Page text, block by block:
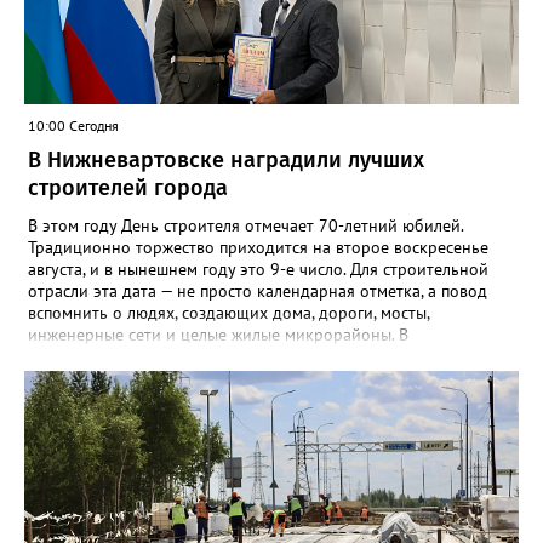
10:00 Сегодня
В Нижневартовске наградили лучших
строителей города
В этом году День строителя отмечает 70-летний юбилей.
Традиционно торжество приходится на второе воскресенье
августа, и в нынешнем году это 9-е число. Для строительной
отрасли эта дата — не просто календарная отметка, а повод
вспомнить о людях, создающих дома, дороги, мосты,
инженерные сети и целые жилые микрорайоны. В
города ежегодно проводит конкурс «Лучший строитель города
Нижневартовска». К участию приглашаются строительные
организации, работающие в сфере жилищного и
коммунального строительства, а также предприятия по
производству и поставке строительных и отделочных
материалов — независимо от форм собственности и
ведомственной принадлежности, расположенные
непосредственно в Нижневартовске. Накануне в